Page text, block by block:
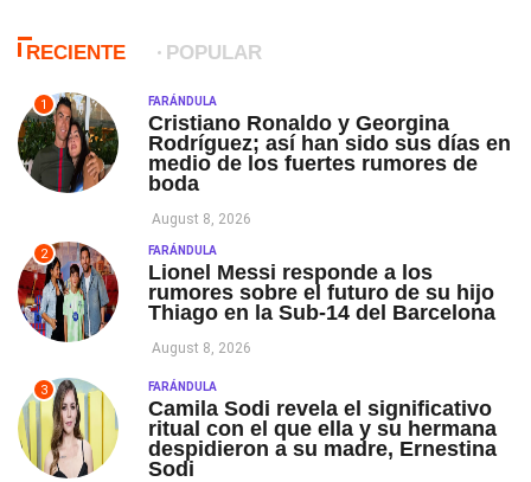
RECIENTE POPULAR
1 FARÁNDULA
Cristiano Ronaldo y Georgina
Rodríguez; así han sido sus días en
medio de los fuertes rumores de
boda
August 8, 2026
2 FARÁNDULA
Lionel Messi responde a los
rumores sobre el futuro de su hijo
Thiago en la Sub-14 del Barcelona
August 8, 2026
3 FARÁNDULA
Camila Sodi revela el significativo
ritual con el que ella y su hermana
despidieron a su madre, Ernestina
Sodi